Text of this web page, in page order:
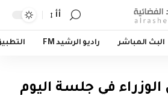
أأ
البث المباشر راديو الرشيد FM
في جلسة اليوم